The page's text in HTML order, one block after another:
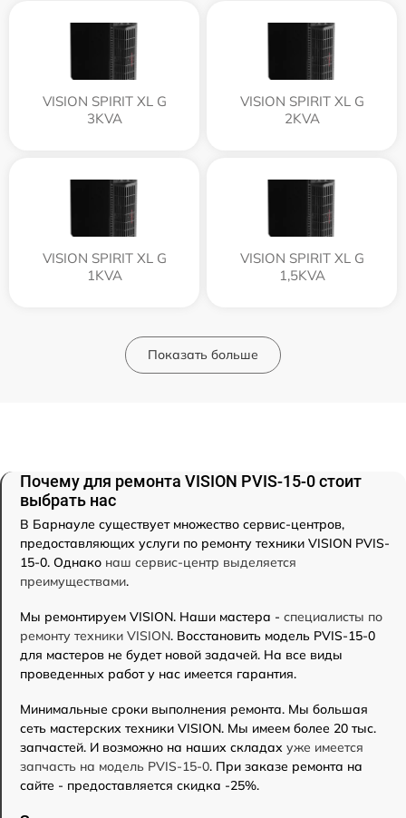
VISION SPIRIT XL G
3KVA
VISION SPIRIT XL G
2KVA
VISION SPIRIT XL G
1KVA
VISION SPIRIT XL G
1,5KVA
Показать больше
Почему для ремонта VISION PVIS-15-0 стоит
выбрать нас
В Барнауле существует множество сервис-центров,
предоставляющих услуги по ремонту техники VISION PVIS-
15-0. Однако наш сервис-центр выделяется
преимуществами.
Мы ремонтируем VISION. Наши мастера - специалисты по
ремонту техники VISION. Восстановить модель PVIS-15-0
для мастеров не будет новой задачей. На все виды
проведенных работ у нас имеется гарантия.
Минимальные сроки выполнения ремонта. Мы большая
сеть мастерских техники VISION. Мы имеем более 20 тыс.
запчастей. И возможно на наших складах уже имеется
запчасть на модель PVIS-15-0. При заказе ремонта на
сайте - предоставляется скидка -25%.